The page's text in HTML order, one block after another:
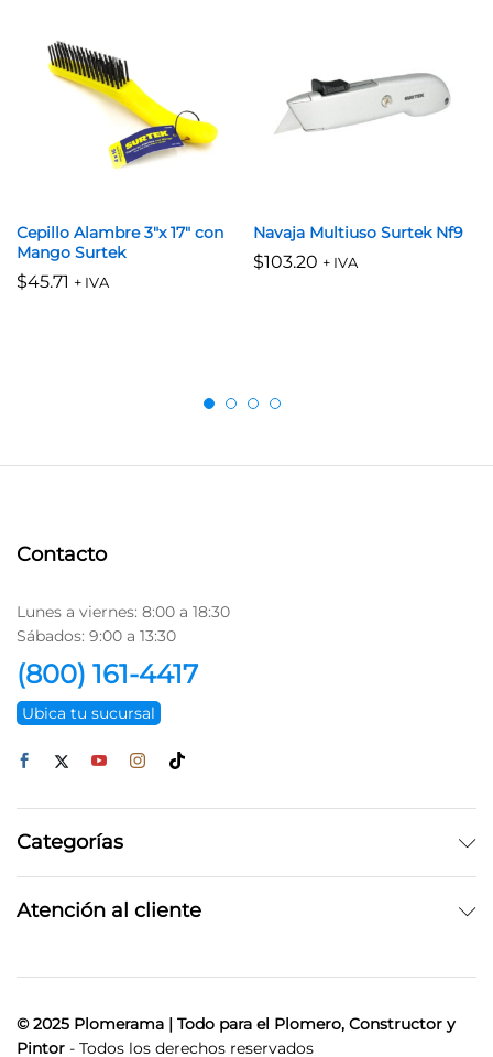
Cepillo Alambre 3″x 17″ con
Mango Surtek
$45.71 + IVA
Navaja Multiuso Surtek Nf9
$103.20 + IVA
Contacto
Lunes a viernes: 8:00 a 18:30
Sábados: 9:00 a 13:30
(800) 161-4417
Ubica tu sucursal
Categorías
Atención al cliente
© 2025 Plomerama | Todo para el Plomero, Constructor y
Pintor - Todos los derechos reservados